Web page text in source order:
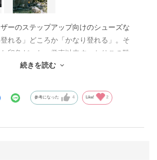
ーのステップアップ向けのシューズな
れる」どころか「かなり登れる」。そ
印象だった。発売以来すっかりこの靴
ンドアクライミングだけでなく岩場で
点をおいているので、アッパーやテンシ
めに作られている。しかも先端に丸みを
やかで、サポート性能は少ない代わり
かいフットホールドを踏むには足の力を
続きを読む
参考になった 4 Like! 2